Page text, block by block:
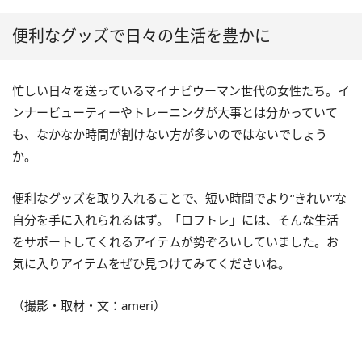
便利なグッズで日々の生活を豊かに
忙しい日々を送っているマイナビウーマン世代の女性たち。イ
ンナービューティーやトレーニングが大事とは分かっていて
も、なかなか時間が割けない方が多いのではないでしょう
か。
便利なグッズを取り入れることで、短い時間でより“きれい”な
自分を手に入れられるはず。「ロフトレ」には、そんな生活
をサポートしてくれるアイテムが勢ぞろいしていました。お
気に入りアイテムをぜひ見つけてみてくださいね。
（撮影・取材・文：ameri）